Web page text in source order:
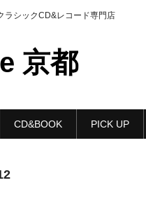
シックCD&レコード専門店
京都
CD&BOOK PICK UP